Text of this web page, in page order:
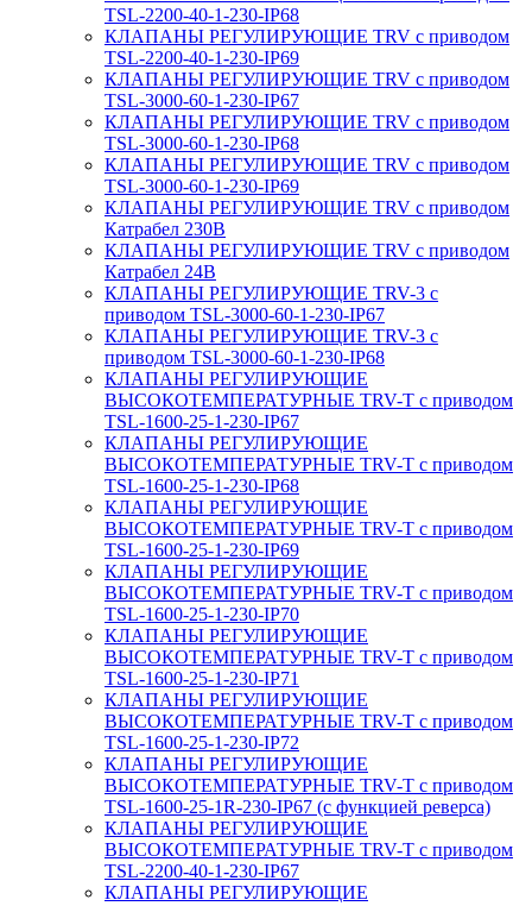
TSL-2200-40-1-230-IP68
КЛАПАНЫ РЕГУЛИРУЮЩИЕ TRV с приводом
TSL-2200-40-1-230-IP69
КЛАПАНЫ РЕГУЛИРУЮЩИЕ TRV с приводом
TSL-3000-60-1-230-IP67
КЛАПАНЫ РЕГУЛИРУЮЩИЕ TRV с приводом
TSL-3000-60-1-230-IP68
КЛАПАНЫ РЕГУЛИРУЮЩИЕ TRV с приводом
TSL-3000-60-1-230-IP69
КЛАПАНЫ РЕГУЛИРУЮЩИЕ TRV с приводом
Катрабел 230В
КЛАПАНЫ РЕГУЛИРУЮЩИЕ TRV с приводом
Катрабел 24В
КЛАПАНЫ РЕГУЛИРУЮЩИЕ TRV-3 с
приводом TSL-3000-60-1-230-IP67
КЛАПАНЫ РЕГУЛИРУЮЩИЕ TRV-3 с
приводом TSL-3000-60-1-230-IP68
КЛАПАНЫ РЕГУЛИРУЮЩИЕ
ВЫСОКОТЕМПЕРАТУРНЫЕ TRV-T с приводом
TSL-1600-25-1-230-IP67
КЛАПАНЫ РЕГУЛИРУЮЩИЕ
ВЫСОКОТЕМПЕРАТУРНЫЕ TRV-T с приводом
TSL-1600-25-1-230-IP68
КЛАПАНЫ РЕГУЛИРУЮЩИЕ
ВЫСОКОТЕМПЕРАТУРНЫЕ TRV-T с приводом
TSL-1600-25-1-230-IP69
КЛАПАНЫ РЕГУЛИРУЮЩИЕ
ВЫСОКОТЕМПЕРАТУРНЫЕ TRV-T с приводом
TSL-1600-25-1-230-IP70
КЛАПАНЫ РЕГУЛИРУЮЩИЕ
ВЫСОКОТЕМПЕРАТУРНЫЕ TRV-T с приводом
TSL-1600-25-1-230-IP71
КЛАПАНЫ РЕГУЛИРУЮЩИЕ
ВЫСОКОТЕМПЕРАТУРНЫЕ TRV-T с приводом
TSL-1600-25-1-230-IP72
КЛАПАНЫ РЕГУЛИРУЮЩИЕ
ВЫСОКОТЕМПЕРАТУРНЫЕ TRV-T с приводом
TSL-1600-25-1R-230-IP67 (с функцией реверса)
КЛАПАНЫ РЕГУЛИРУЮЩИЕ
ВЫСОКОТЕМПЕРАТУРНЫЕ TRV-T с приводом
TSL-2200-40-1-230-IP67
КЛАПАНЫ РЕГУЛИРУЮЩИЕ